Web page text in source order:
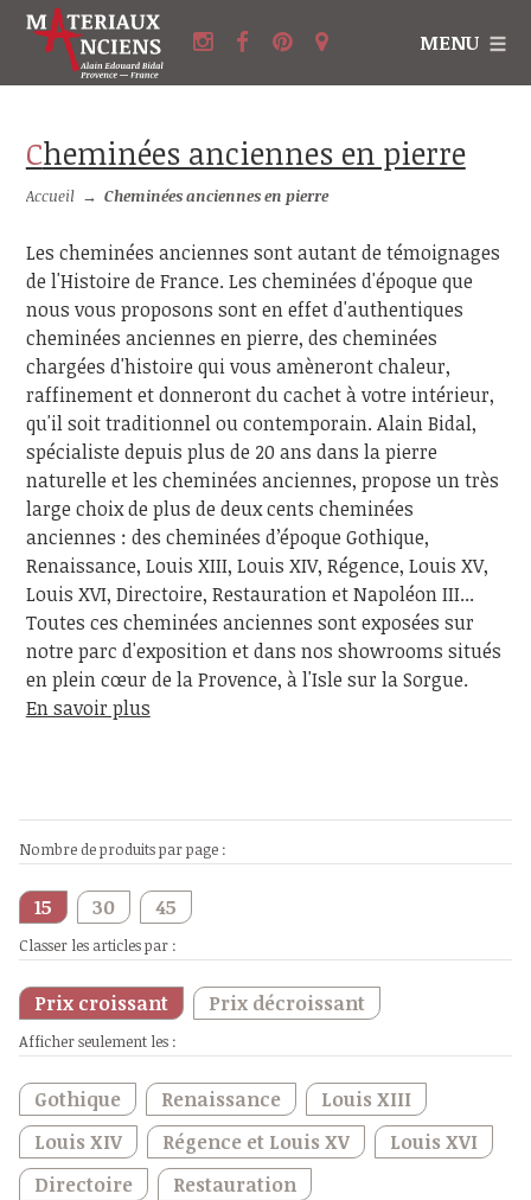
MENU
Cheminées anciennes en pierre
Accueil → Cheminées anciennes en pierre
Les cheminées anciennes sont autant de témoignages
de l'Histoire de France. Les cheminées d'époque que
nous vous proposons sont en effet d'authentiques
cheminées anciennes en pierre, des cheminées
chargées d'histoire qui vous amèneront chaleur,
raffinement et donneront du cachet à votre intérieur,
qu'il soit traditionnel ou contemporain. Alain Bidal,
spécialiste depuis plus de 20 ans dans la pierre
naturelle et les cheminées anciennes, propose un très
large choix de plus de deux cents cheminées
anciennes : des cheminées d’époque Gothique,
Renaissance, Louis XIII, Louis XIV, Régence, Louis XV,
Louis XVI, Directoire, Restauration et Napoléon III...
Toutes ces cheminées anciennes sont exposées sur
notre parc d'exposition et dans nos showrooms situés
en plein cœur de la Provence, à l'Isle sur la Sorgue.
En savoir plus
Nombre de produits par page :
15 30 45
Classer les articles par :
Prix croissant Prix décroissant
Afficher seulement les :
Gothique Renaissance
Louis XIII
Louis XIV
Régence et Louis XV
Louis XVI
Directoire
Restauration